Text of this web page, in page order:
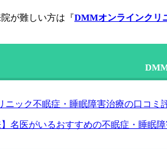
が難しい方は『DMMオンラインクリ
ニック不眠症・睡眠障害治療の口コミ
】名医がいるおすすめの不眠症・睡眠